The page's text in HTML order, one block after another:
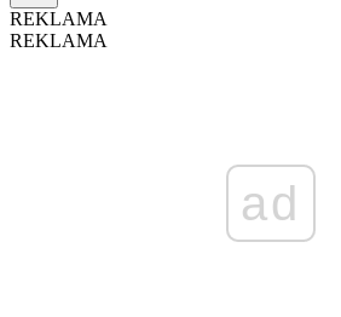
REKLAMA
REKLAMA
ad